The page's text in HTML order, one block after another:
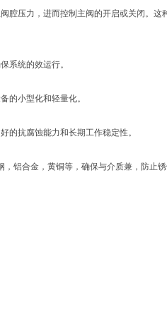
腔压力，进而控制主阀的开启或关闭。这
系统的效运行。
的小型化和轻量化。
的抗腐蚀能力和长期工作稳定性。
铝合金，黄铜等，确保与介质兼，防止锈